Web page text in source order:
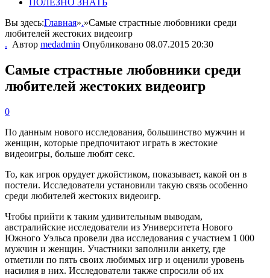
ПОЛЕЗНО ЗНАТЬ
Вы здесь:Главная».»Самые страстные любовники среди
любителей жестоких видеоигр
. Автор medadmin Опубликовано 08.07.2015 20:30
Самые страстные любовники среди
любителей жестоких видеоигр
0
По данным нового исследования, большинство мужчин и
женщин, которые предпочитают играть в жестокие
видеоигры, больше любят секс.
То, как игрок орудует джойстиком, показывает, какой он в
постели. Исследователи установили такую связь особенно
среди любителей жестоких видеоигр.
Чтобы прийти к таким удивительным выводам,
австралийские исследователи из Университета Нового
Южного Уэльса провели два исследования с участием 1 000
мужчин и женщин. Участники заполнили анкету, где
отметили по пять своих любимых игр и оценили уровень
насилия в них. Исследователи также спросили об их